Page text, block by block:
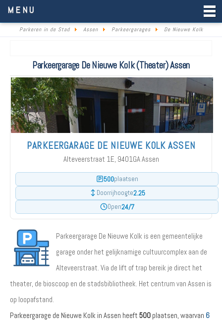
MENU
Parkeren in de Stad Assen Parkeergarages De Nieuwe Kolk
Parkeergarage De Nieuwe Kolk (Theater) Assen
PARKEERGARAGE DE NIEUWE KOLK ASSEN
Alteveerstraat 1E, 9401GA Assen
500plaatsen
Doorrijhoogte2.25
Open24/7
Parkeergarage De Nieuwe Kolk is een gemeentelijke
garage onder het gelijknamige cultuurcomplex aan de
Alteveerstraat. Via de lift of trap bereik je direct het
theater, de bioscoop en de stadsbibliotheek. Het centrum van Assen is
op loopafstand.
Parkeergarage de Nieuwe Kolk in Assen heeft 500 plaatsen, waarvan 6